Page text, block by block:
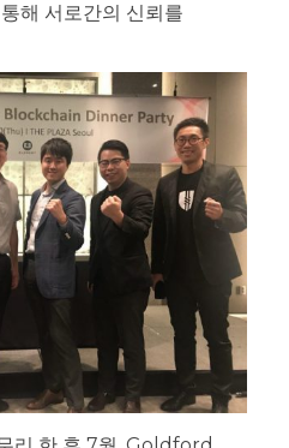
해 서로간의 신뢰를